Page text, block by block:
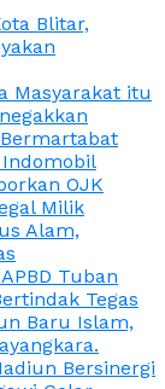
Blitar,
Masyarakat itu
Indomobil
OJK
Milik
Alam,
Tuban
Tegas
Baru Islam,
Bersinergi